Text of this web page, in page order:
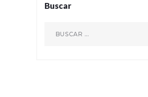
Buscar